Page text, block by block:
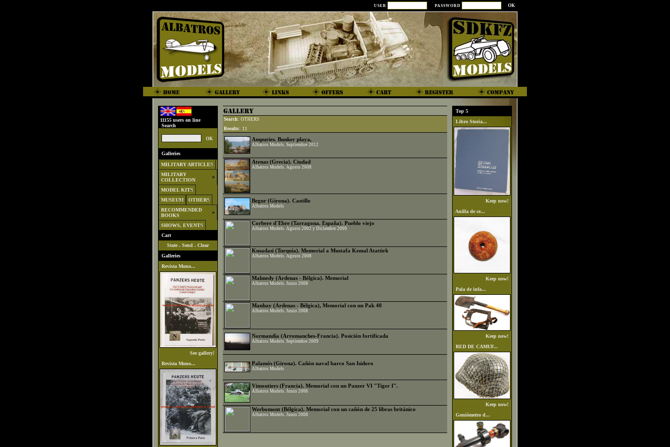
USER PASSWORD
11155 users on line
Search
Galleries
MILITARY ARTICLES
MILITARY
COLLECTION
MODEL KITS
MUSEUM
OTHERS
RECOMMENDED
BOOKS
SHOWS, EVENTS
Cart
State . Send . Clear
Galleries
Revista Mono...
See gallery!
Revista Mono...
Search: OTHERS
Results: 11
Ampuries. Bunker playa,
Albatros Models. Septiembre 2012
Atenas (Grecia). Ciudad
Albatros Models. Agosto 2008
Begur (Girona). Castillo
Albatros Models
Corbere d´Ebre (Tarragona. España). Pueblo viejo
Albatros Models. Agosto 2002 y Diciembre 2009
Kusadasi (Turquía). Memorial a Mustafa Kemal Atatürk
Albatros Models. Agosto 2008
Malmedy (Ardenas - Bélgica). Memorial
Albatros Models. Junio 2008
Manhay (Ardenas - Bélgica), Memorial con un Pak 40
Albatros Models. Junio 2008
Normandía (Arromanches-Francia). Posición fortificada
Albatros Models. Septiembre 2009
Palamós (Girona). Cañón naval barco San Isidoro
Albatros Models
Vimoutiers (Francia). Memorial con un Panzer VI "Tiger I".
Albatros Models. Junio 2006
Werbomont (Bélgica). Memorial con un cañón de 25 libras británico
Albatros Models. Junio 2008
Top 5
Libro Storia...
Keep now!
Anilla de ce...
Keep now!
Pala de infa...
Keep now!
RED DE CAMUF...
Keep now!
Goniómetro d...